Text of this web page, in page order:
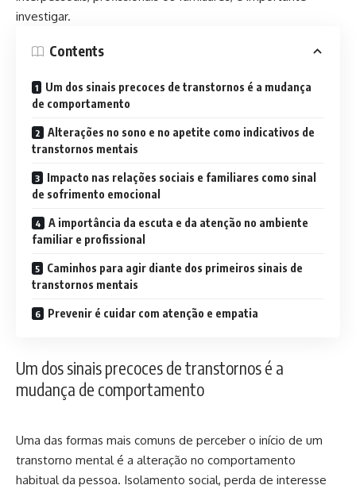
investigar.
Contents
Um dos sinais precoces de transtornos é a mudança
de comportamento
Alterações no sono e no apetite como indicativos de
transtornos mentais
Impacto nas relações sociais e familiares como sinal
de sofrimento emocional
A importância da escuta e da atenção no ambiente
familiar e profissional
Caminhos para agir diante dos primeiros sinais de
transtornos mentais
Prevenir é cuidar com atenção e empatia
Um dos sinais precoces de transtornos é a
mudança de comportamento
Uma das formas mais comuns de perceber o início de um
transtorno mental é a alteração no comportamento
habitual da pessoa. Isolamento social, perda de interesse